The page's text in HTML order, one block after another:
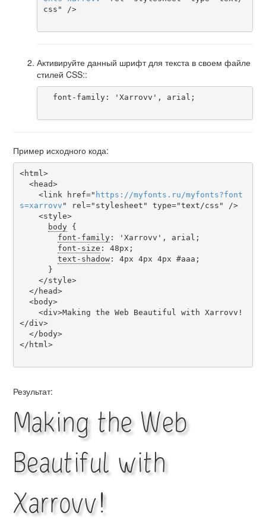
css" />
Активируйте данный шрифт для текста в своем файле
стилей CSS::
Пример исходного кода:
<html>
    <link href="
https ://myfonts . ru/myfonts?font
s=xarrovv " rel="stylesheet" type="text/css" />
body {
font-family: 'Xarrovv', arial;
font-size : 48px;
text-shadow: 4px 4px 4px #aaa;
</div>
</html>
Результат:
Making the Web
Beautiful with
Xarrovv!